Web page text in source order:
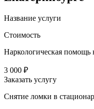
Название услуги
Стоимость
Наркологическая помощь
3 000 ₽
Заказать услугу
Снятие ломки в